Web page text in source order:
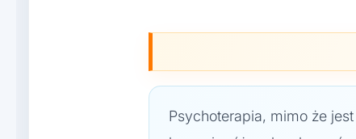
Psychoterapia, mimo że